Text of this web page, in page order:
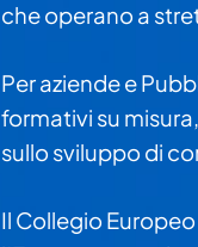
che operano a
Per aziende e
formativi su
sullo sviluppo di
Il Collegio